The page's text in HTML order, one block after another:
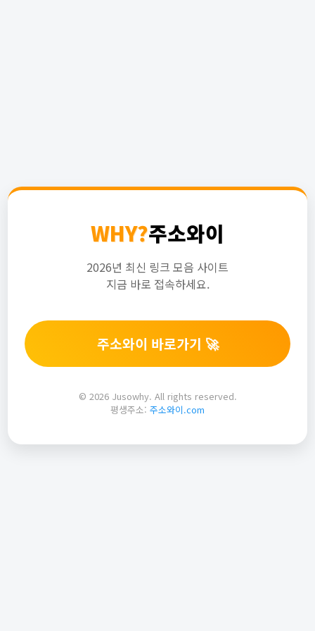
WHY?주소와이
2026년 최신 링크 모음 사이트
지금 바로 접속하세요.
주소와이 바로가기 🚀
© 2026 Jusowhy. All rights reserved.
평생주소: 주소와이.com